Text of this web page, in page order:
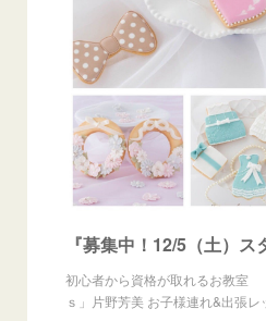
初心者から資格が取れるお
ｓ」片野芳美 お子様連れ&出張